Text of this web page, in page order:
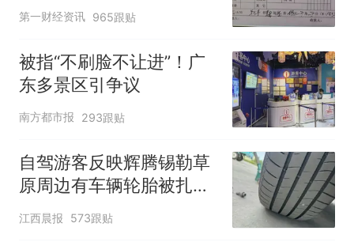
第一财经资讯 965跟贴
被指“不刷脸不让进”！广
东多景区引争议
南方都市报 293跟贴
自驾游客反映辉腾锡勒草
原周边有车辆轮胎被扎，
修理店铺换胎价格高达千
江西晨报 573跟贴